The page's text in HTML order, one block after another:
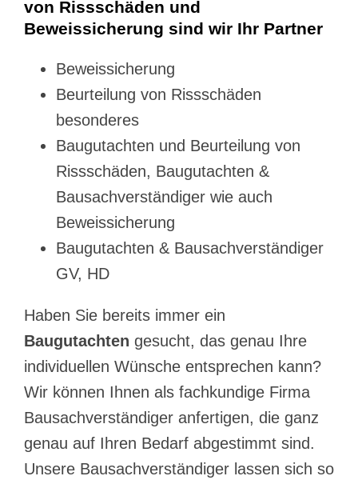
von Rissschäden und
Beweissicherung sind wir Ihr Partner
Beweissicherung
Beurteilung von Rissschäden
besonderes
Baugutachten und Beurteilung von
Rissschäden, Baugutachten &
Bausachverständiger wie auch
Beweissicherung
Baugutachten & Bausachverständiger
GV, HD
Haben Sie bereits immer ein
Baugutachten gesucht, das genau Ihre
individuellen Wünsche entsprechen kann?
Wir können Ihnen als fachkundige Firma
Bausachverständiger anfertigen, die ganz
genau auf Ihren Bedarf abgestimmt sind.
Unsere Bausachverständiger lassen sich so